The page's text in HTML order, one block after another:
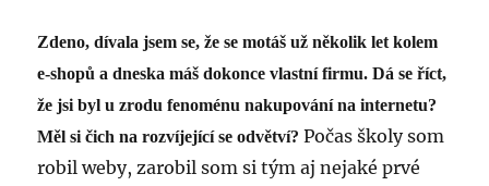
Zdeno, dívala jsem se, že se motáš už několik let kolem
e-shopů a dneska máš dokonce vlastní firmu. Dá se říct,
že jsi byl u zrodu fenoménu nakupování na internetu?
Měl si čich na rozvíjející se odvětví?Počas školy som
robil weby, zarobil som si tým aj nejaké prvé